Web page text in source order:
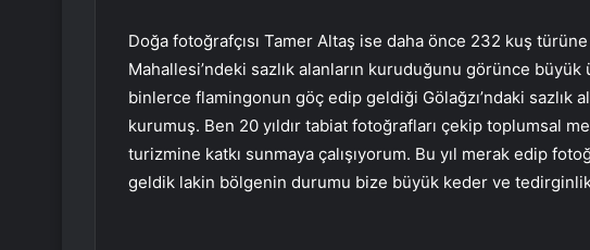
Doğa fotoğrafçısı Tamer Altaş ise daha önce 232 kuş
Mahallesi’ndeki sazlık alanların kuruduğunu görünce büyük
binlerce flamingonun göç edip geldiği Gölağzı’ndaki sazlık
kurumuş. Ben 20 yıldır tabiat fotoğrafları çekip toplumsal
turizmine katkı sunmaya çalışıyorum. Bu yıl merak edip
geldik lakin bölgenin durumu bize büyük keder ve